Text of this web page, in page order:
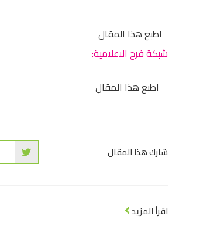
اطبع هذا المقال
شبكة فرح الاعلامية:
اطبع هذا المقال
شارك هذا المقال
اقرأ المزيد